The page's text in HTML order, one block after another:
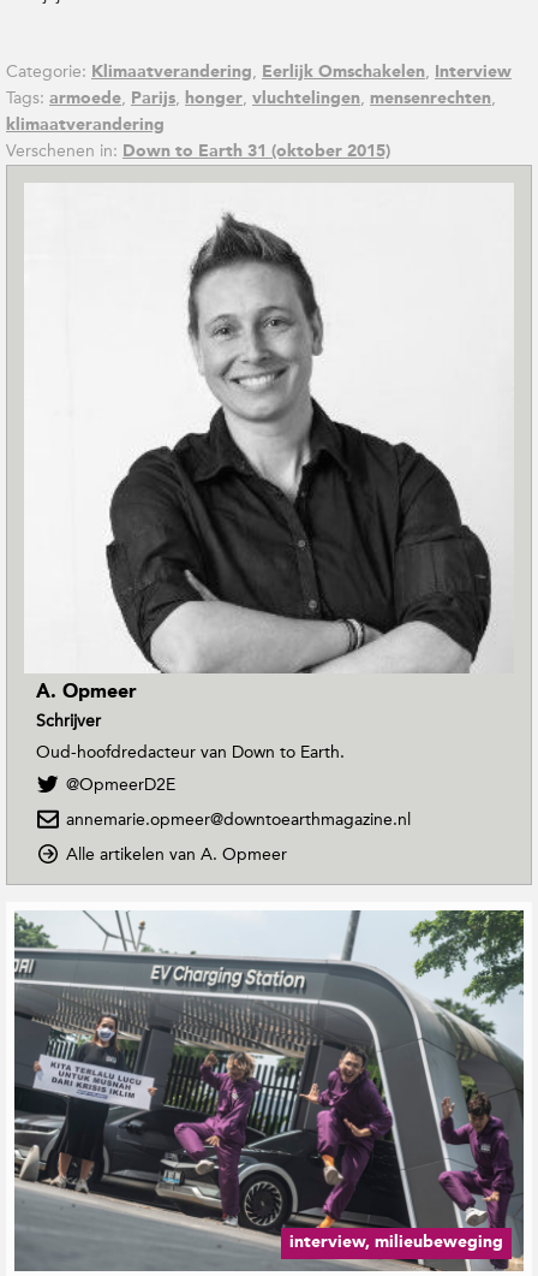
Categorie: Klimaatverandering, Eerlijk Omschakelen, Interview
Tags: armoede, Parijs, honger, vluchtelingen, mensenrechten,
klimaatverandering
Verschenen in: Down to Earth 31 (oktober 2015)
A. Opmeer
Schrijver
Oud-hoofdredacteur van Down to Earth.
V
l
g
m
e
e
r
o
p
T
w
i
t
t
@OpmeerD2E
annemarie.opmeer@downtoearthmagazine.nl
Alle artikelen van A. Opmeero
n
T
o
E
a
r
t
h
M
a
g
a
z
i
G
e
e
e
e
d
e
interview, milieubeweging